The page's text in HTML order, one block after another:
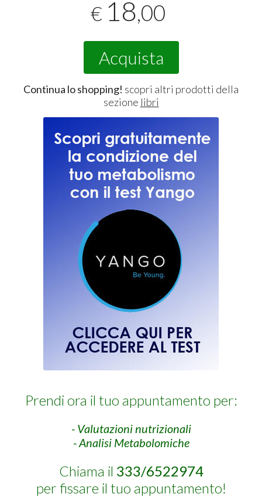
€ 18,00
Acquista
Continua lo shopping! scopri altri prodotti della
sezione libri
Prendi ora il tuo appuntamento per:
- Valutazioni nutrizionali
- Analisi Metabolomiche
Chiama il 333/6522974
per fissare il tuo appuntamento!